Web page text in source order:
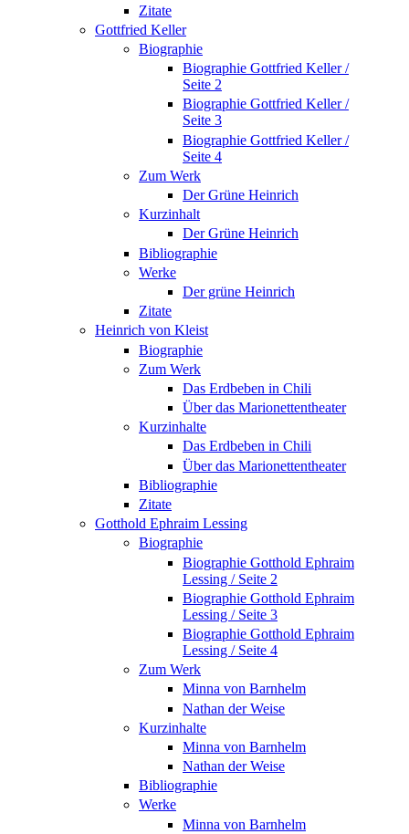
Zitate
Gottfried Keller
Biographie
Biographie Gottfried Keller /
Seite 2
Biographie Gottfried Keller /
Seite 3
Biographie Gottfried Keller /
Seite 4
Zum Werk
Der Grüne Heinrich
Kurzinhalt
Der Grüne Heinrich
Bibliographie
Werke
Der grüne Heinrich
Zitate
Heinrich von Kleist
Biographie
Zum Werk
Das Erdbeben in Chili
Über das Marionettentheater
Kurzinhalte
Das Erdbeben in Chili
Über das Marionettentheater
Bibliographie
Zitate
Gotthold Ephraim Lessing
Biographie
Biographie Gotthold Ephraim
Lessing / Seite 2
Biographie Gotthold Ephraim
Lessing / Seite 3
Biographie Gotthold Ephraim
Lessing / Seite 4
Zum Werk
Minna von Barnhelm
Nathan der Weise
Kurzinhalte
Minna von Barnhelm
Nathan der Weise
Bibliographie
Werke
Minna von Barnhelm